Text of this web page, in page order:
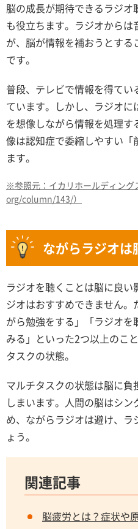
脳の成長が期待できるラジ
も役立ちます。ラジオから
が、脳が情報を補おうとす
です。
普段、テレビで情報を得て
ています。しかし、ラジオ
を想像しながら情報を処理
像は認知症で委縮しやすい
ます。
※参照元：イカリホールディン
org/column/143/）
ながらラジオは
ラジオを聴くことは脳に良
ジオはおすすめできません
がら勉強をする」「ラジオ
みる」といった2つ以上のこ
タスクの状態。
マルチタスクの状態は脳に
しまいます。人間の脳はシ
め、ながらラジオは避け、
ょう。
関連記事
脳疲労とは？症状や